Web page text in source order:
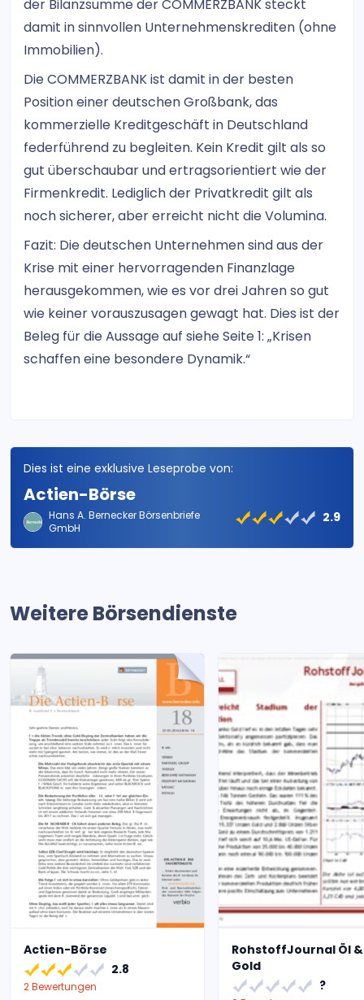
der Bilanzsumme der COMMERZBANK steckt
damit in sinnvollen Unternehmenskrediten (ohne
Immobilien).
Die COMMERZBANK ist damit in der besten
Position einer deutschen Großbank, das
kommerzielle Kreditgeschäft in Deutschland
federführend zu begleiten. Kein Kredit gilt als so
gut überschaubar und ertragsorientiert wie der
Firmenkredit. Lediglich der Privatkredit gilt als
noch sicherer, aber erreicht nicht die Volumina.
Fazit: Die deutschen Unternehmen sind aus der
Krise mit einer hervorragenden Finanzlage
herausgekommen, wie es vor drei Jahren so gut
wie keiner vorauszusagen gewagt hat. Dies ist der
Beleg für die Aussage auf siehe Seite 1: „Krisen
schaffen eine besondere Dynamik.“
Dies ist eine exklusive Leseprobe von:
Actien-Börse
Hans A. Bernecker Börsenbriefe
GmbH
2.9
Weitere Börsendienste
Actien-Börse
2.8
2 Bewertungen
RohstoffJournal Öl
Gold
?